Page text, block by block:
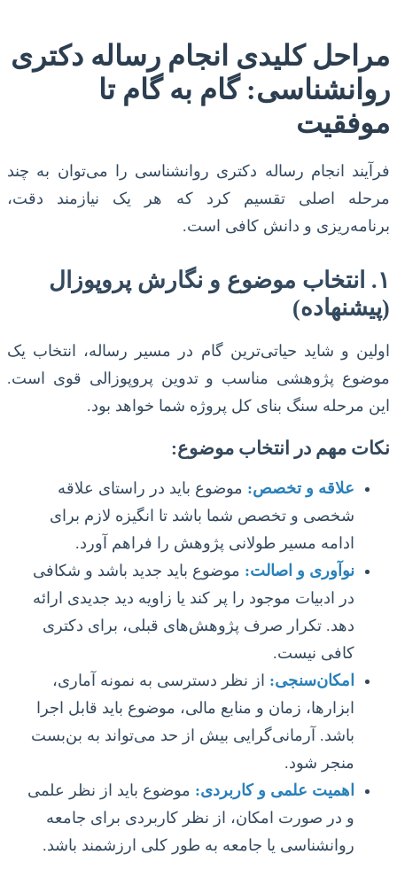
مراحل کلیدی انجام رساله دکتری
روانشناسی: گام به گام تا
موفقیت
فرآیند انجام رساله دکتری روانشناسی را می‌توان به چند
مرحله اصلی تقسیم کرد که هر یک نیازمند دقت،
برنامه‌ریزی و دانش کافی است.
۱. انتخاب موضوع و نگارش پروپوزال
(پیشنهاده)
اولین و شاید حیاتی‌ترین گام در مسیر رساله، انتخاب یک
موضوع پژوهشی مناسب و تدوین پروپوزالی قوی است.
این مرحله سنگ بنای کل پروژه شما خواهد بود.
نکات مهم در انتخاب موضوع:
علاقه و تخصص: موضوع باید در راستای علاقه
شخصی و تخصص شما باشد تا انگیزه لازم برای
ادامه مسیر طولانی پژوهش را فراهم آورد.
نوآوری و اصالت: موضوع باید جدید باشد و شکافی
در ادبیات موجود را پر کند یا زاویه دید جدیدی ارائه
دهد. تکرار صرف پژوهش‌های قبلی، برای دکتری
کافی نیست.
امکان‌سنجی: از نظر دسترسی به نمونه آماری،
ابزارها، زمان و منابع مالی، موضوع باید قابل اجرا
باشد. آرمانی‌گرایی بیش از حد می‌تواند به بن‌بست
منجر شود.
اهمیت علمی و کاربردی: موضوع باید از نظر علمی
و در صورت امکان، از نظر کاربردی برای جامعه
روانشناسی یا جامعه به طور کلی ارزشمند باشد.